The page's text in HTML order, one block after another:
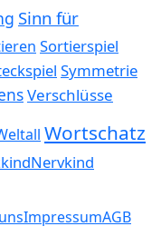
Sinn für
Sortierspiel
Symmetrie
Verschlüsse
Wortschatz
ImpressumAGB